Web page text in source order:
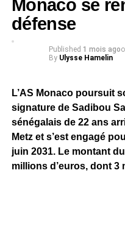
Monaco se
défense
Published 1 mois ago
By Ulysse Hamelin
L’AS Monaco poursuit
signature de Sadibou
sénégalais de 22 ans
Metz et s’est engagé
juin 2031. Le montant
millions d’euros, dont 3